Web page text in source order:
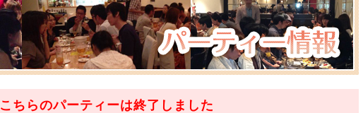
こちらのパーティーは終了 しました